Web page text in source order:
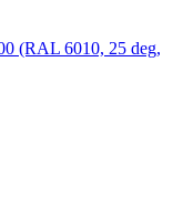
(RAL 6010, 25 deg,